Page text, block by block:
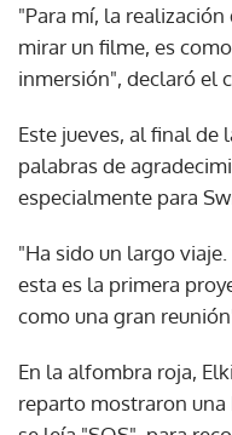
"Para mí, la
mirar un filme, es
inmersión", declaró el
Este jueves, al final de
palabras de
especialmente para
"Ha sido un largo
esta es la primera
como una gran
En la alfombra roja,
reparto mostraron